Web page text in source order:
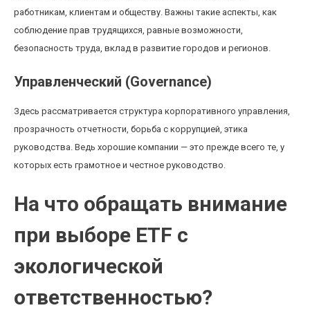
работникам, клиентам и обществу. Важны такие аспекты, как
соблюдение прав трудящихся, равные возможности,
безопасность труда, вклад в развитие городов и регионов.
Управленческий (Governance)
Здесь рассматривается структура корпоративного управления,
прозрачность отчетности, борьба с коррупцией, этика
руководства. Ведь хорошие компании — это прежде всего те, у
которых есть грамотное и честное руководство.
На что обращать внимание
при выборе ETF с
экологической
ответственностью?